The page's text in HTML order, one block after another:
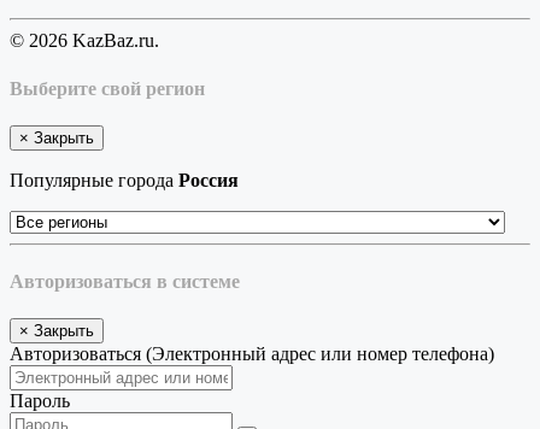
© 2026 KazBaz.ru.
Выберите свой регион
× Закрыть
Популярные города Россия
Авторизоваться в системе
× Закрыть
Авторизоваться (Электронный адрес или номер телефона)
Пароль